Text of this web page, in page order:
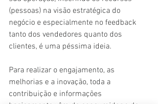
(pessoas) na visão estratégica do
negócio e especialmente no feedback
tanto dos vendedores quanto dos
clientes, é uma péssima ideia.
Para realizar o engajamento, as
melhorias e a inovação, toda a
contribuição e informações